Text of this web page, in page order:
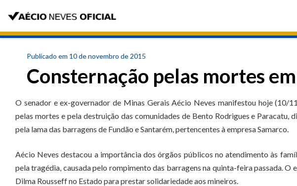
Publicado em 10 de novembro de 2015
Consternação pelas mortes
O senador e ex-governador de Minas Gerais Aécio Neves manifestou hoje (10/
pelas mortes e pela destruição das comunidades de Bento Rodrigues e
pela lama das barragens de Fundão e Santarém, pertencentes à empresa Samarco.
Aécio Neves destacou a importância dos órgãos públicos no atendimento às
pela tragédia, causada pelo rompimento das barragens na quinta-feira passada. O
Dilma Rousseff no Estado para prestar solidariedade aos mineiros.